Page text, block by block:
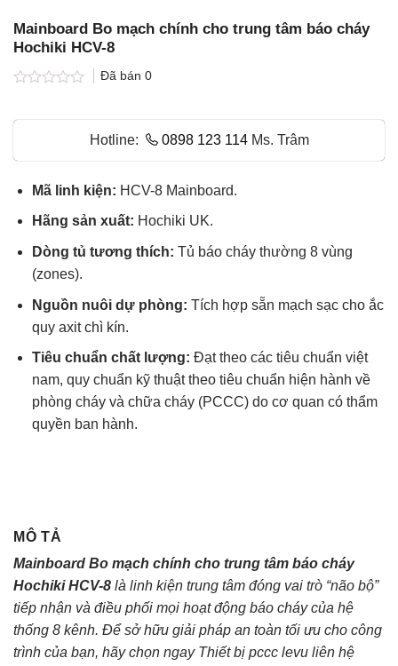
Mainboard Bo mạch chính cho trung tâm báo cháy
Hochiki HCV-8
hạng
5
Đã bán 0
Hotline: 0898 123 114Ms. Trâm
Mã linh kiện: HCV-8 Mainboard.
Hãng sản xuất: Hochiki UK.
Dòng tủ tương thích: Tủ báo cháy thường 8 vùng
(zones).
Nguồn nuôi dự phòng: Tích hợp sẵn mạch sạc cho ắc
quy axit chì kín.
Tiêu chuẩn chất lượng: Đạt theo các tiêu chuẩn việt
nam, quy chuẩn kỹ thuật theo tiêu chuẩn hiện hành về
phòng cháy và chữa cháy (PCCC) do cơ quan có thẩm
quyền ban hành.
MÔ TẢ
Mainboard Bo mạch chính cho trung tâm báo cháy
Hochiki HCV-8 là linh kiện trung tâm đóng vai trò “não bộ”
tiếp nhận và điều phối mọi hoạt động báo cháy của hệ
thống 8 kênh. Để sở hữu giải pháp an toàn tối ưu cho công
trình của bạn, hãy chọn ngay Thiết bị pccc levu liên hệ